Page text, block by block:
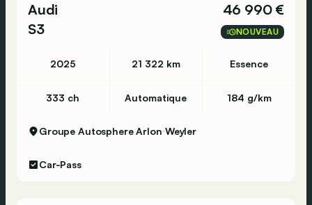
Audi
S3
46 990 €
NOUVEAU
2025 21 322 km Essence
333 ch Automatique 184 g/km
Groupe Autosphere Arlon Weyler
Car-Pass